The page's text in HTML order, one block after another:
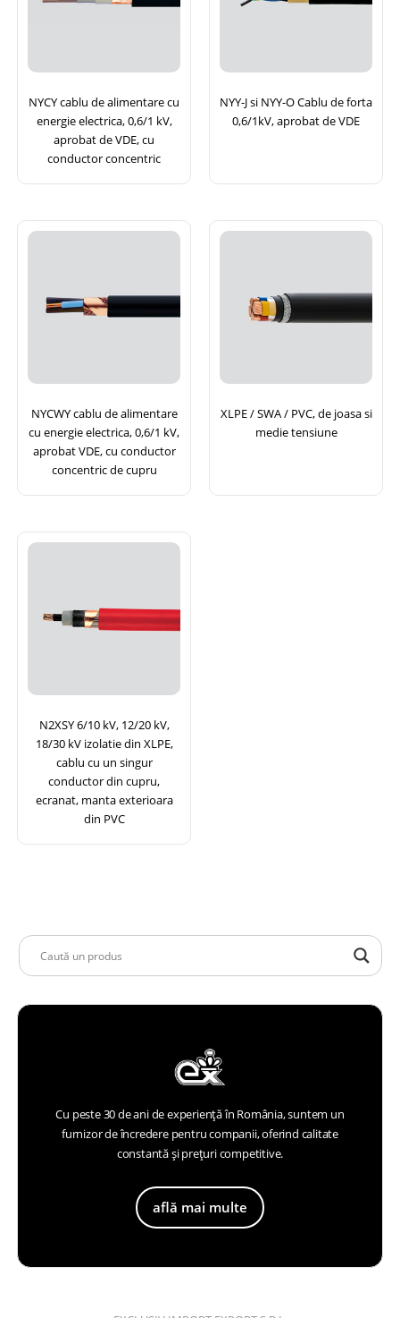
NYCY cablu de alimentare cu
energie electrica, 0,6/1 kV,
aprobat de VDE, cu
conductor concentric
NYY-J si NYY-O Cablu de forta
0,6/1kV, aprobat de VDE
NYCWY cablu de alimentare
cu energie electrica, 0,6/1 kV,
aprobat VDE, cu conductor
concentric de cupru
XLPE / SWA / PVC, de joasa si
medie tensiune
N2XSY 6/10 kV, 12/20 kV,
18/30 kV izolatie din XLPE,
cablu cu un singur
conductor din cupru,
ecranat, manta exterioara
din PVC
Cu peste 30 de ani de experiență în România, suntem un
furnizor de încredere pentru companii, oferind calitate
constantă și prețuri competitive.
află mai multe